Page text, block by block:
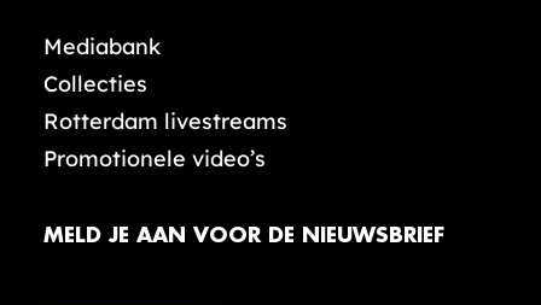
Mediabank
Collecties
Rotterdam livestreams
Promotionele video’s
MELD JE AAN VOOR DE NIEUWSBRIEF